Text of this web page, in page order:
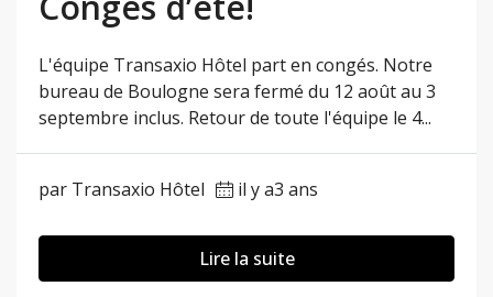
L'équipe Transaxio Hôtel part en congés. Notre
bureau de Boulogne sera fermé du 12 août au 3
septembre inclus. Retour de toute l'équipe le 4...
par Transaxio Hôtel il y a3 ans
Lire la suite